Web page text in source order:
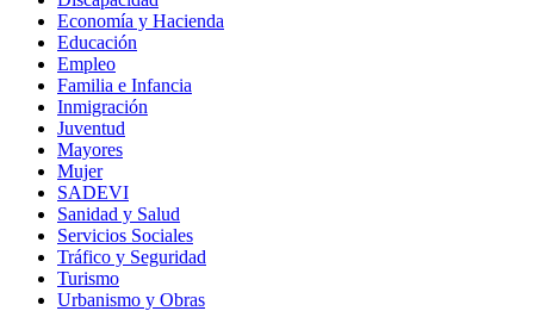
Economía y Hacienda
Educación
Empleo
Familia e Infancia
Inmigración
Juventud
Mayores
Mujer
SADEVI
Sanidad y Salud
Servicios Sociales
Tráfico y Seguridad
Turismo
Urbanismo y Obras